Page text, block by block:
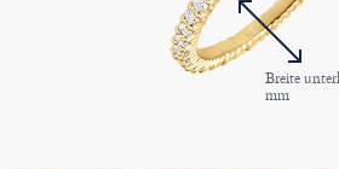
Breite
mm